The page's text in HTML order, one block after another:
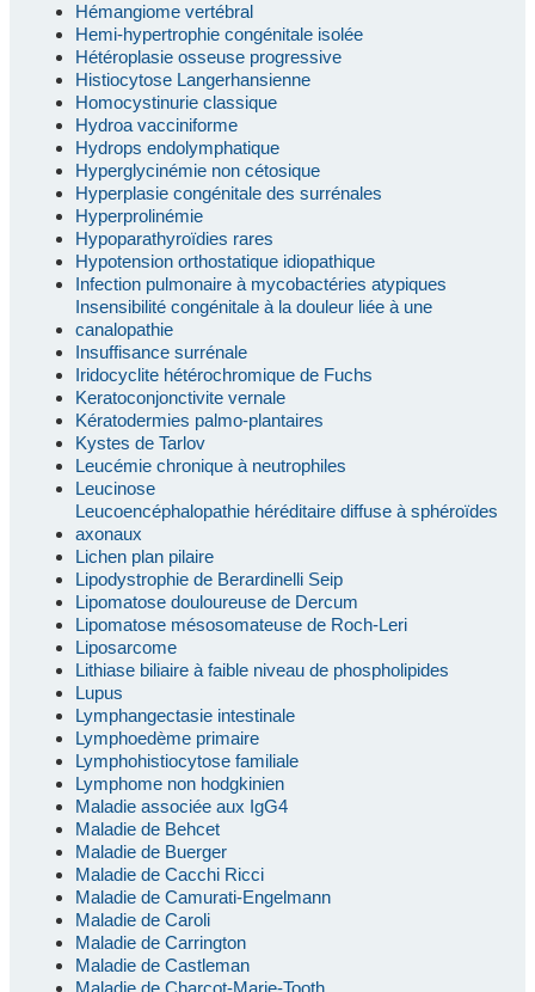
Hémangiome vertébral
Hemi-hypertrophie congénitale isolée
Hétéroplasie osseuse progressive
Histiocytose Langerhansienne
Homocystinurie classique
Hydroa vacciniforme
Hydrops endolymphatique
Hyperglycinémie non cétosique
Hyperplasie congénitale des surrénales
Hyperprolinémie
Hypoparathyroïdies rares
Hypotension orthostatique idiopathique
Infection pulmonaire à mycobactéries atypiques
Insensibilité congénitale à la douleur liée à une
canalopathie
Insuffisance surrénale
Iridocyclite hétérochromique de Fuchs
Keratoconjonctivite vernale
Kératodermies palmo-plantaires
Kystes de Tarlov
Leucémie chronique à neutrophiles
Leucinose
Leucoencéphalopathie héréditaire diffuse à sphéroïdes
axonaux
Lichen plan pilaire
Lipodystrophie de Berardinelli Seip
Lipomatose douloureuse de Dercum
Lipomatose mésosomateuse de Roch-Leri
Liposarcome
Lithiase biliaire à faible niveau de phospholipides
Lupus
Lymphangectasie intestinale
Lymphoedème primaire
Lymphohistiocytose familiale
Lymphome non hodgkinien
Maladie associée aux IgG4
Maladie de Behcet
Maladie de Buerger
Maladie de Cacchi Ricci
Maladie de Camurati-Engelmann
Maladie de Caroli
Maladie de Carrington
Maladie de Castleman
Maladie de Charcot-Marie-Tooth